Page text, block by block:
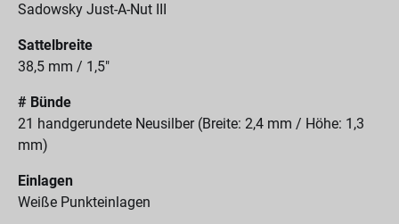
Sadowsky Just-A-Nut III
Sattelbreite
38,5 mm / 1,5"
# Bünde
21 handgerundete Neusilber (Breite: 2,4 mm / Höhe: 1,3
mm)
Einlagen
Weiße Punkteinlagen